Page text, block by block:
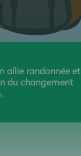
allie randonnée et
du changement